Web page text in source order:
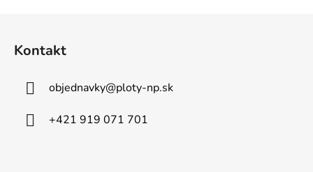
Kontakt
objednavky@ploty-np.sk
+421 919 071 701